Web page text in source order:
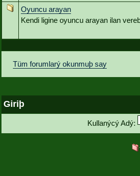
Oyuncu arayan
Kendi ligine oyuncu arayan ilan
Tüm forumlarý okunmuþ say
Giriþ
Kullanýcý Adý: